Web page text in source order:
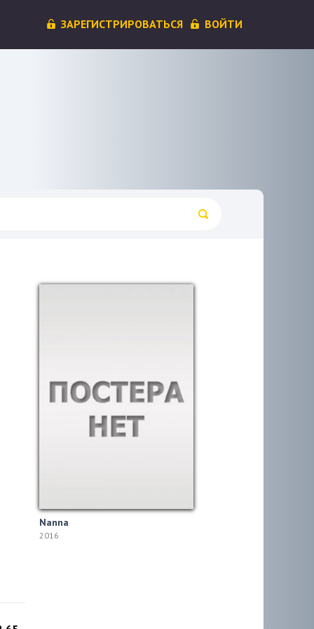
ЗАРЕГИСТРИРОВАТЬСЯ ВОЙТИ
Nanna
2016